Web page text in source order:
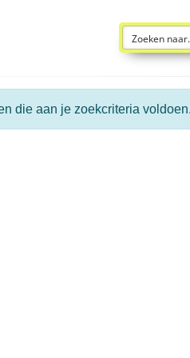
die aan je zoekcriteria